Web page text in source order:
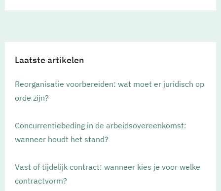
Laatste artikelen
Reorganisatie voorbereiden: wat moet er juridisch op
orde zijn?
Concurrentiebeding in de arbeidsovereenkomst:
wanneer houdt het stand?
Vast of tijdelijk contract: wanneer kies je voor welke
contractvorm?